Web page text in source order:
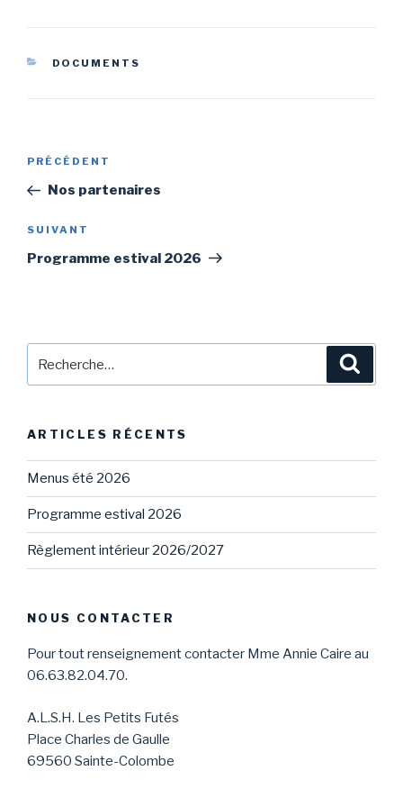
CATÉGORIES
DOCUMENTS
Navigation
l’article
Article
précédent
PRÉCÉDENT
Nos partenaires
Article
suivant
SUIVANT
Programme estival 2026
ARTICLES RÉCENTS
Menus été 2026
Programme estival 2026
Règlement intérieur 2026/2027
NOUS CONTACTER
Pour tout renseignement contacter Mme Annie Caire au
06.63.82.04.70.
A.L.S.H. Les Petits Futés
Place Charles de Gaulle
69560 Sainte-Colombe